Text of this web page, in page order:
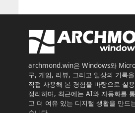
archmond.win은 Windows와
구, 게임, 리뷰, 그리고 일상의 기록
직접 사용해 본 경험을 바탕으로 실
정리하며, 최근에는 AI와 자동화를
고 더 여유 있는 디지털 생활을 만드